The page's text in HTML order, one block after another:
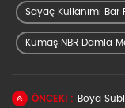
Sayaç Kullanımı Bar
Kumaş NBR Damla
ÖNCEKI : Boya